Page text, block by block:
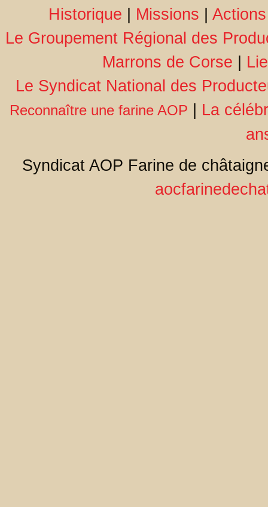
Historique
Missions Actions
Le Groupement Régional des
Marrons de Corse
Le Syndicat National des
Reconnaître une farine AOP
La
Syndicat AOP Farine de